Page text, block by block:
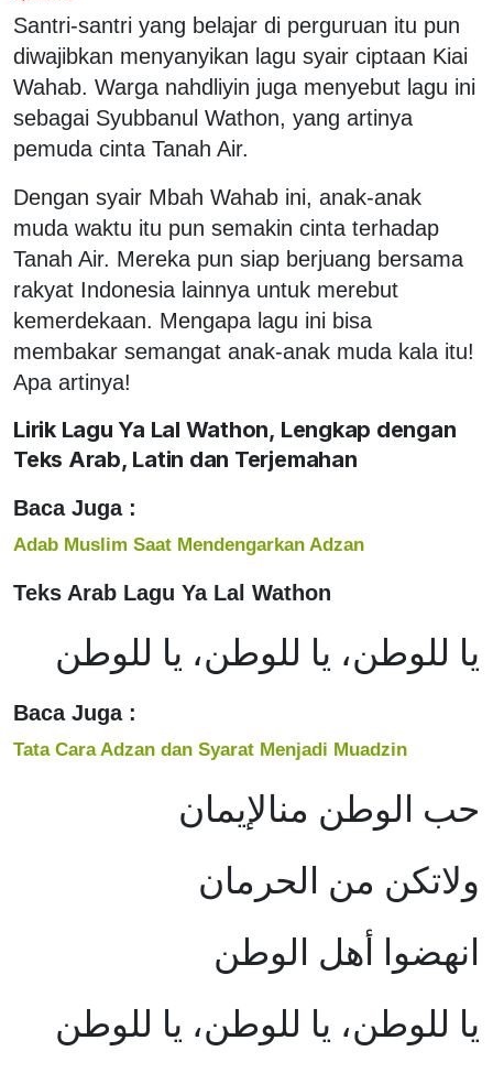
Santri-santri yang belajar di perguruan itu pun
diwajibkan menyanyikan lagu syair ciptaan Kiai
Wahab. Warga nahdliyin juga menyebut lagu ini
sebagai Syubbanul Wathon, yang artinya
pemuda cinta Tanah Air.
Dengan syair Mbah Wahab ini, anak-anak
muda waktu itu pun semakin cinta terhadap
Tanah Air. Mereka pun siap berjuang bersama
rakyat Indonesia lainnya untuk merebut
kemerdekaan. Mengapa lagu ini bisa
membakar semangat anak-anak muda kala itu!
Apa artinya!
Lirik Lagu Ya Lal Wathon, Lengkap dengan
Teks Arab, Latin dan Terjemahan
Baca Juga :
Adab Muslim Saat Mendengarkan Adzan
Teks Arab Lagu Ya Lal Wathon
يا للوطن، يا للوطن، يا للوطن
Baca Juga :
Tata Cara Adzan dan Syarat Menjadi Muadzin
حب الوطن منالإيمان
ولاتكن من الحرمان
انهضوا أهل الوطن
يا للوطن، يا للوطن، يا للوطن